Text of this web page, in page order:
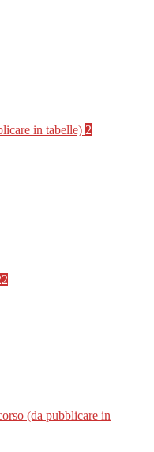
in tabelle) 2
(da pubblicare in